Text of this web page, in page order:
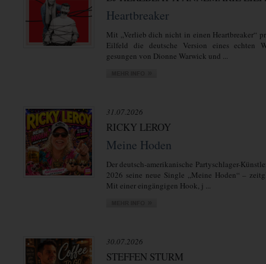
Heartbreaker
Mit „Verlieb dich nicht in einen Heartbreaker“
Eilfeld die deutsche Version eines echten
gesungen von Dionne Warwick und ...
31.07.2026
RICKY LEROY
Meine Hoden
Der deutsch-amerikanische Partyschlager-
2026 seine neue Single „Meine Hoden“ –
Mit einer eingängigen Hook, j ...
30.07.2026
STEFFEN STURM